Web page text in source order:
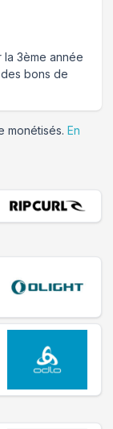
3ème année
bons de
monétisés. En